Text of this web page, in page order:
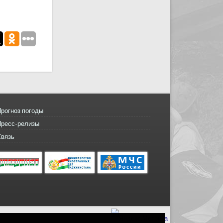
погоды
релизы